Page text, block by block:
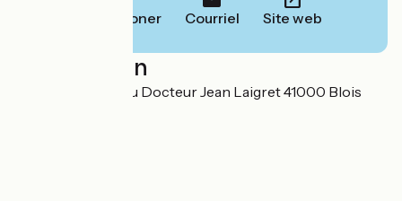
Téléphoner Courriel Site web
Localisation
SARL 31 avenue du Docteur Jean Laigret 41000 Blois